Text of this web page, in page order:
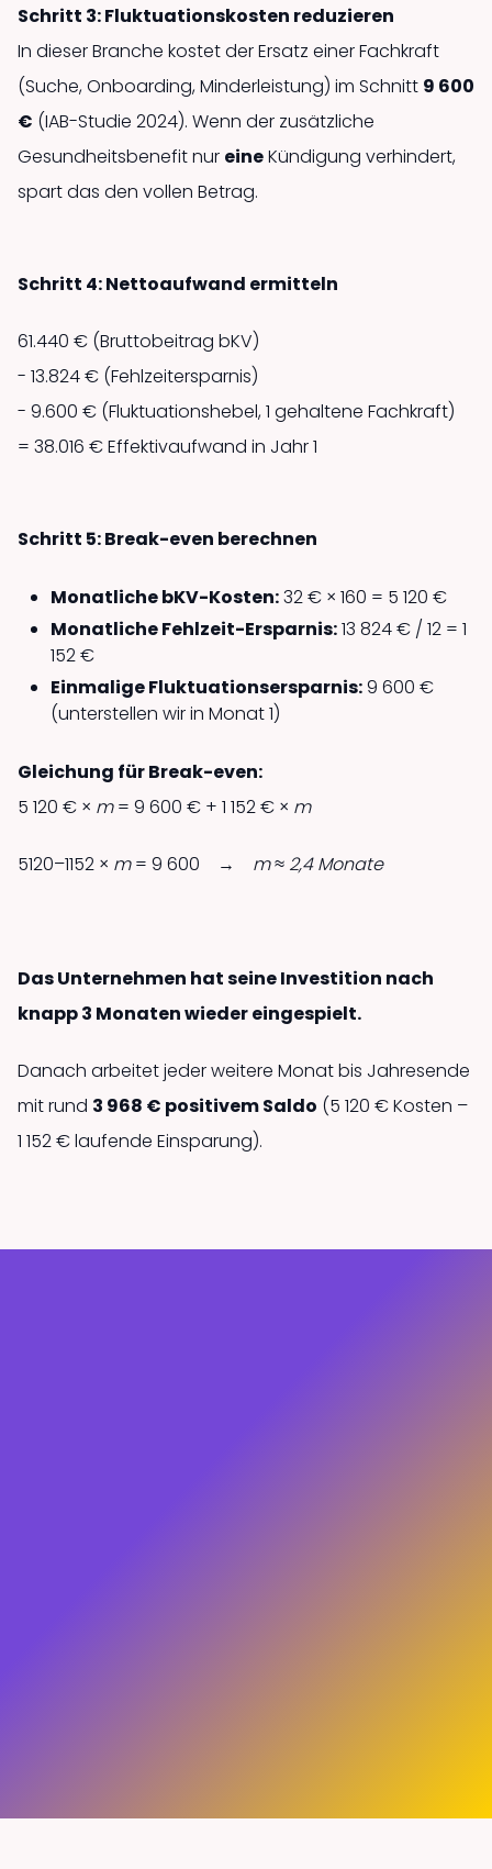
Schritt 3: Fluktuationskosten reduzieren
In dieser Branche kostet der Ersatz einer Fachkraft
(Suche, Onboarding, Minder­leistung) im Schnitt 9 600
€ (IAB-Studie 2024). Wenn der zusätzliche
Gesundheits­benefit nur eineKündigung verhindert,
spart das den vollen Betrag.
Schritt 4: Nettoaufwand ermitteln
61.440 € (Bruttobeitrag bKV)
- 13.824 € (Fehlzeitersparnis)
- 9.600 € (Fluktuationshebel, 1 gehaltene Fachkraft)
= 38.016 € Effektivaufwand in Jahr 1
Schritt 5: Break-even berechnen
Monatliche bKV-Kosten:32 € × 160 = 5 120 €
Monatliche Fehlzeit-Ersparnis:13 824 € / 12 = 1
152 €
Einmalige Fluktuations­ersparnis:9 600 €
(unterstellen wir in Monat 1)
Gleichung für Break-even:
5 120 € × m= 9 600 € + 1 152 € × m
5120–1152 × m= 9 600 → m ≈ 2,4 Monate
Das Unternehmen hat seine Investition nach
knapp 3 Monaten wieder eingespielt.
Danach arbeitet jeder weitere Monat bis Jahresende
mit rund 3 968 € positivem Saldo (5 120 € Kosten –
1 152 € laufende Einsparung).